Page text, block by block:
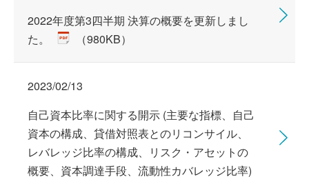
2022年度第3四半期 決算の概要を更新しまし
た。
（980KB）
2023/02/13
自己資本比率に関する開示 (主要な指標、自己
資本の構成、貸借対照表とのリコンサイル、
レバレッジ比率の構成、リスク・アセットの
概要、資本調達手段、流動性カバレッジ比率)